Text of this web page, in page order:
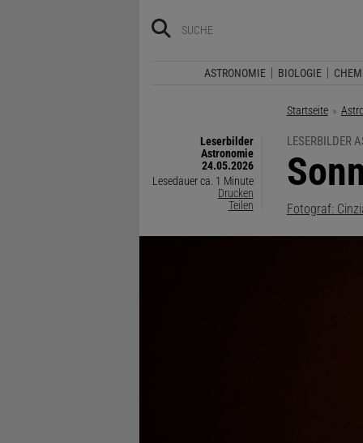
ASTRONOMIE BIOLOGIE
Startseite
Leserbilder
Astronomie
24.05.2026
Lesedauer ca. 1 Minute
Drucken
Teilen
LESERBILDER
:
Fotograf: